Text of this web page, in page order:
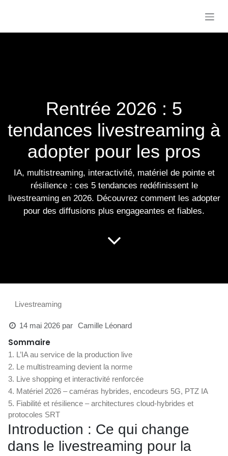
tendances
livestreaming à
adopter pour les pros
IA, multistreaming, interactivité, matériel de
pointe et résilience : ces 5 tendances
redéfinissent le livestreaming en 2026. Découvrez
comment les adopter pour des diffusions plus
Livestreaming
14 mai 2026par
Camille Léonard
Sommaire
1. L’IA au service de la production live
2. Le multistreaming devient la norme
3. Live shopping et interactivité renforcée
4. Matériel 2026 – caméras hybrides, encodeurs 5G, PTZ
IA
5. Fiabilité et résilience – architectures cloud-hybrides
et protocoles SRT
Introduction : Ce qui change